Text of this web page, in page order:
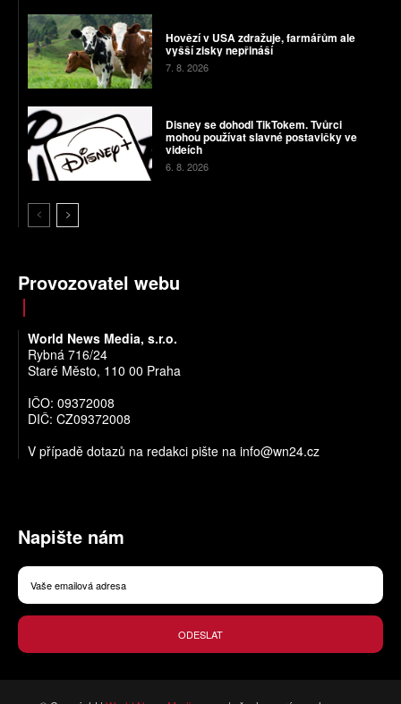
Hovězí v USA zdražuje, farmářům ale
vyšší zisky nepřináší
7. 8. 2026
Disney se dohodl TikTokem. Tvůrci
mohou používat slavné postavičky ve
videích
6. 8. 2026
Provozovatel webu
World News Media, s.r.o.
Rybná 716/24
Staré Město, 110 00 Praha
IČO: 09372008
DIČ: CZ09372008
V případě dotazů na redakci pište na info@wn24.cz
Napište nám
ODESLAT